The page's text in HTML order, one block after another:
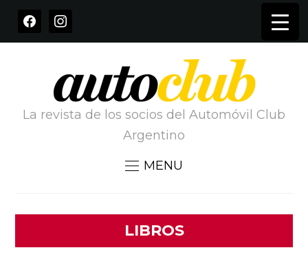
FACEBOOKINSTAGRAM
La revista de los socios del Automóvil Club
Argentino
MENU
LIBROS